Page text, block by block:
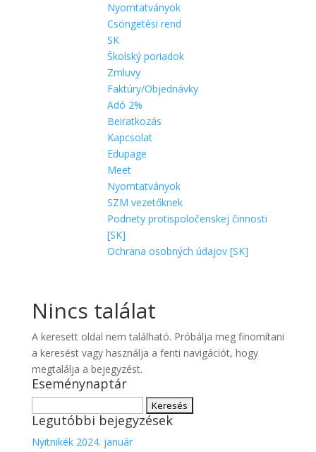
Nyomtatványok
Csöngetési rend
SK
Školský poriadok
Zmluvy
Faktúry/Objednávky
Adó 2%
Beiratkozás
Kapcsolat
Edupage
Meet
Nyomtatványok
SZM vezetőknek
Podnety protispoločenskej činnosti
[SK]
Ochrana osobných údajov [SK]
Nincs találat
A keresett oldal nem található. Próbálja meg finomítani
a keresést vagy használja a fenti navigációt, hogy
megtalálja a bejegyzést.
Eseménynaptár
Legutóbbi bejegyzések
Nyitnikék 2024. január